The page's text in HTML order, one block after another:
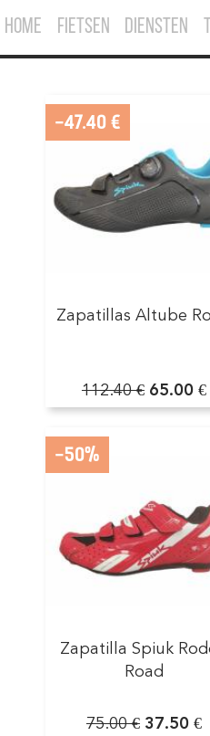
HOME FIETSEN DIENSTEN
Zapatillas Altube
112.40 €65.00 €
-47.40 €
Zapatilla Spiuk
Road
75.00 €37.50 €
-50%